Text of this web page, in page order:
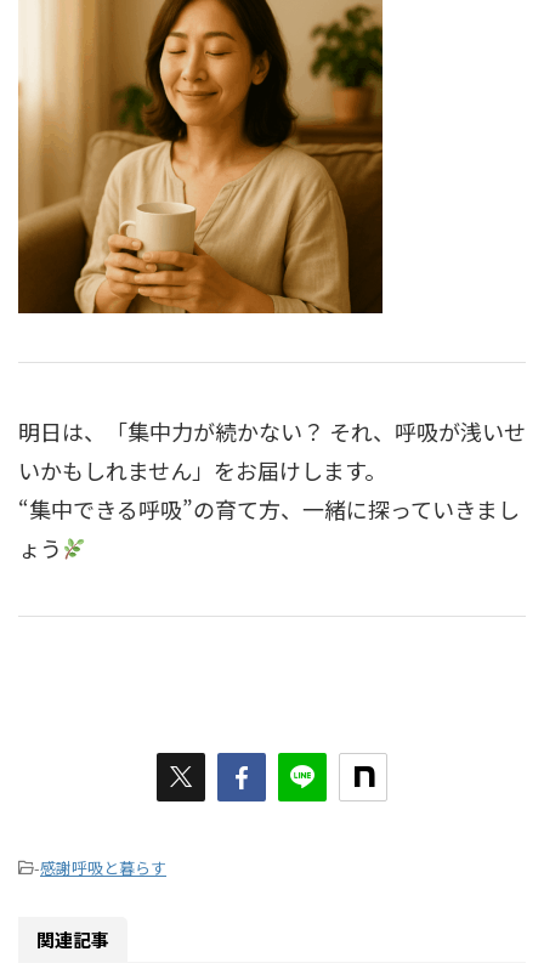
明日は、「集中力が続かない？ それ、呼吸が浅いせ
いかもしれません」をお届けします。
“集中できる呼吸”の育て方、一緒に探っていきまし
ょう
-感謝呼吸と暮らす
関連記事